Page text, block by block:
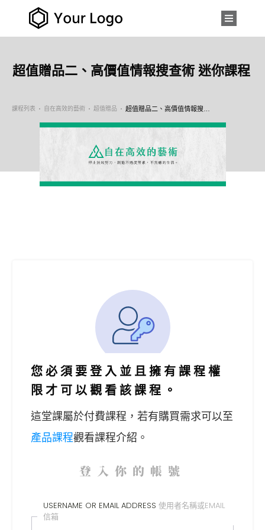
超值贈品二、高價值情報搜查術 迷你課程
課程列表 自在高效的藝術 超值贈品
您必須要登入並且擁有課程權
限才可以觀看該課程。
這堂課屬於付費課程， 若有購買需求可以至
產品課程觀看課程介紹。
登入你的帳號
USERNAME OR EMAIL ADDRESS 使用者名稱或EMAIL
信箱